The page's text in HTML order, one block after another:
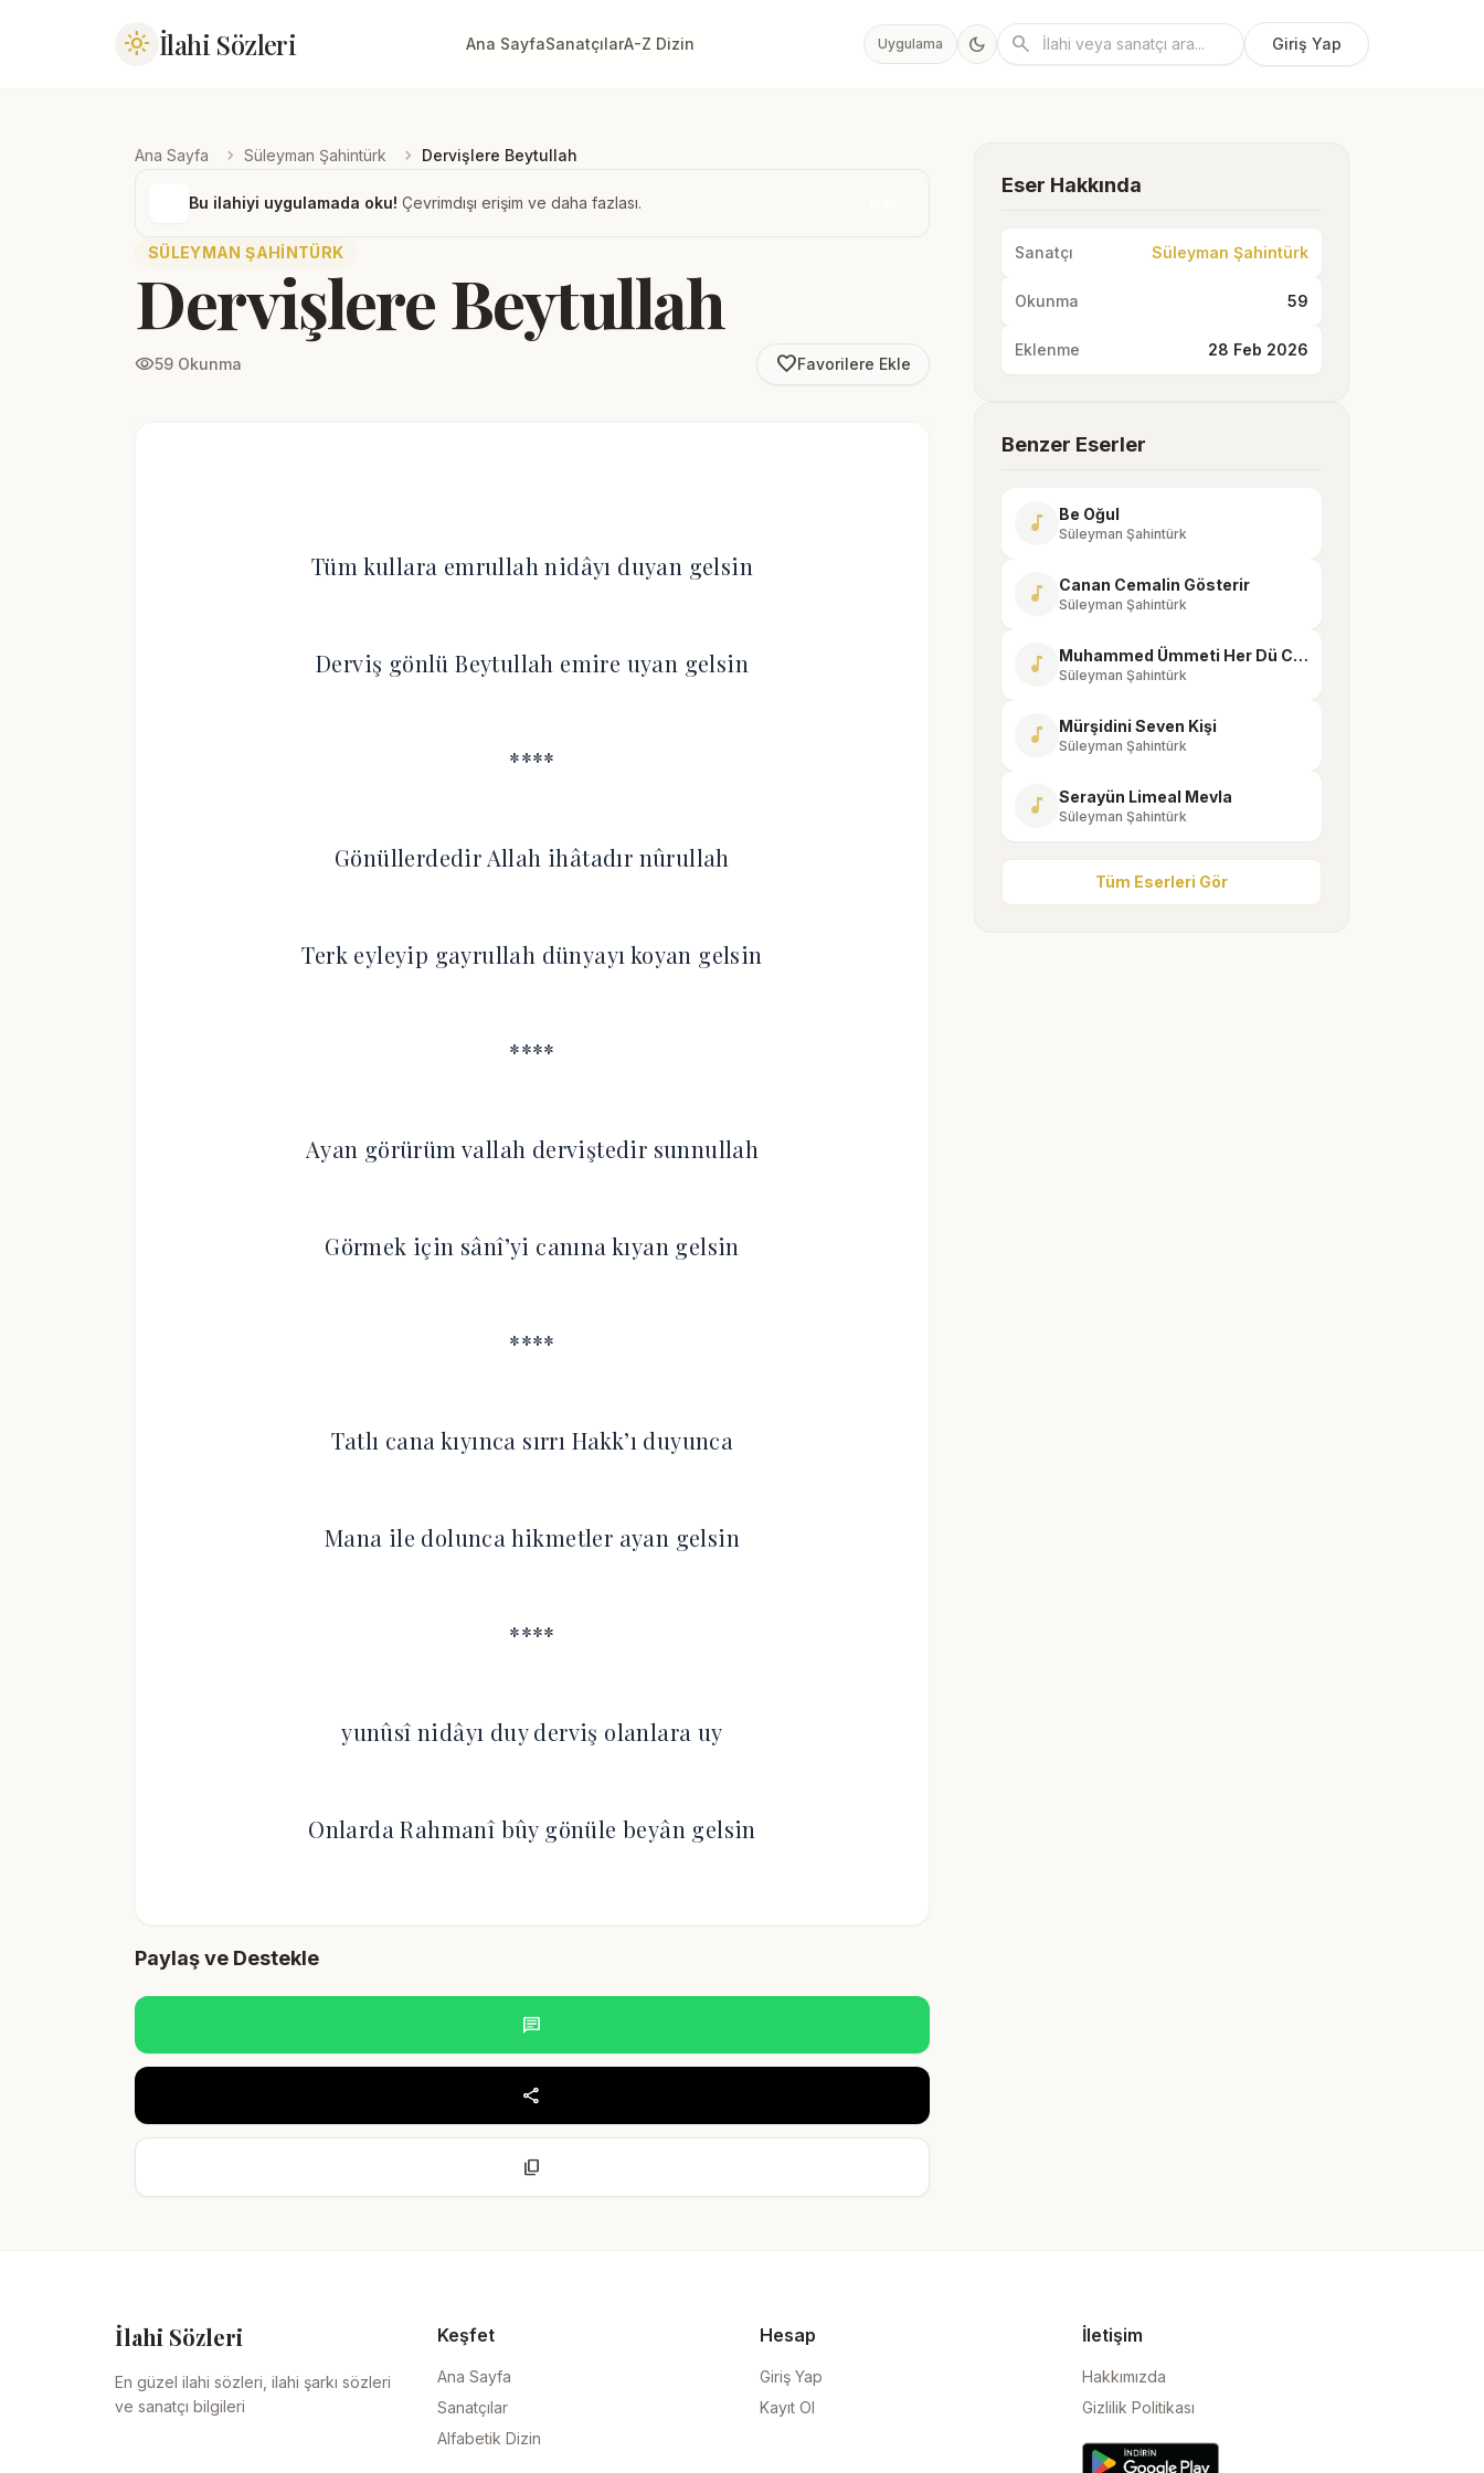
light_mode İlahi Sözleri Ana SayfaSanatçılarA-Z Dizin Uygulama dark_mode search Giriş Yap
Ana Sayfa chevron_right Süleyman Şahintürk chevron_right Dervişlere Beytullah
Bu ilahiyi uygulamada oku! Çevrimdışı erişim ve daha fazlası.
SÜLEYMAN ŞAHINTÜRK
Dervişlere Beytullah
visibility59 Okunma favorite_borderFavorilere Ekle
Tüm kullara emrullah nidâyı duyan gelsin
Derviş gönlü Beytullah emire uyan gelsin
****
Gönüllerdedir Allah ihâtadır nûrullah
Terk eyleyip gayrullah dünyayı koyan gelsin
****
Ayan görürüm vallah derviştedir sunnullah
Görmek için sânî’yi canına kıyan gelsin
****
Tatlı cana kıyınca sırrı Hakk’ı duyunca
Mana ile dolunca hikmetler ayan gelsin
****
yunûsî nidâyı duy derviş olanlara uy
Onlarda Rahmanî bûy gönüle beyân gelsin
Paylaş ve Destekle
chat
share
content_copy
Eser Hakkında
Sanatçı Süleyman Şahintürk
Okunma 59
Eklenme 28 Feb 2026
Benzer Eserler
music_note Be Oğul
Süleyman Şahintürk
music_note Canan Cemalin Gösterir
Süleyman Şahintürk
music_note Muhammed Ümmeti Her Dü Cihanda
Süleyman Şahintürk
music_note Mürşidini Seven Kişi
Süleyman Şahintürk
music_note Serayün Limeal Mevla
Süleyman Şahintürk
Tüm Eserleri Gör
İlahi Sözleri
En güzel ilahi sözleri, ilahi şarkı sözleri
ve sanatçı bilgileri
Keşfet
Ana Sayfa
Sanatçılar
Alfabetik Dizin
Hesap
Giriş Yap
Kayıt Ol
İletişim
Hakkımızda
Gizlilik Politikası